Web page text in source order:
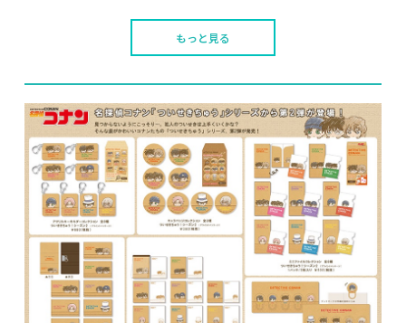
もっと見る